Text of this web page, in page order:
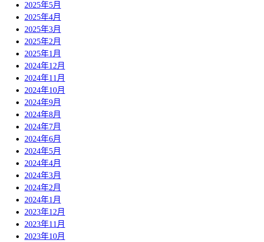
2025年5月
2025年4月
2025年3月
2025年2月
2025年1月
2024年12月
2024年11月
2024年10月
2024年9月
2024年8月
2024年7月
2024年6月
2024年5月
2024年4月
2024年3月
2024年2月
2024年1月
2023年12月
2023年11月
2023年10月